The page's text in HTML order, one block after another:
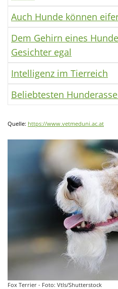
Auch Hunde können
Dem Gehirn eines
Gesichter egal
Intelligenz im Tierreich
Beliebtesten
Quelle: https://www.vetmeduni.ac.at
Fox Terrier - Foto: Vtls/Shutterstock